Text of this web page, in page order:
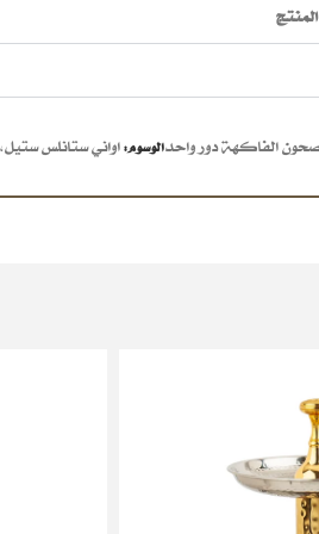
الفاكهة دور واحدالوسوم:اواني ستانلس ستيل,